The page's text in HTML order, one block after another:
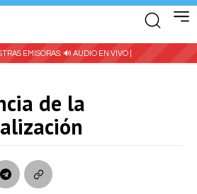
EMISORAS: 🔊 AUDIO EN VIVO |
de la